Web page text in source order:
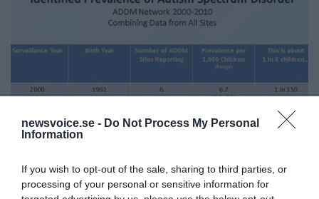
newsvoice.se - Do Not Process My Personal
Information
If you wish to opt-out of the sale, sharing to third parties, or
processing of your personal or sensitive information for